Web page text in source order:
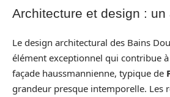
Architecture et design :
Le design architectural des Bains
élément exceptionnel qui contribue
façade haussmannienne, typique de
grandeur presque intemporelle. Les